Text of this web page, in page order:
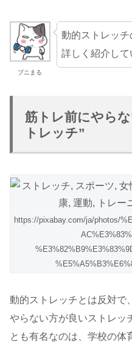
プニまる
動的ストレッ
詳しく紹介して
筋トレ前にやら
トレッチ”
https://pixabay.com/ja/photos/
動的ストレッチとは反対で
やらない方が良いストレッ
とも有名なのは、学校の体